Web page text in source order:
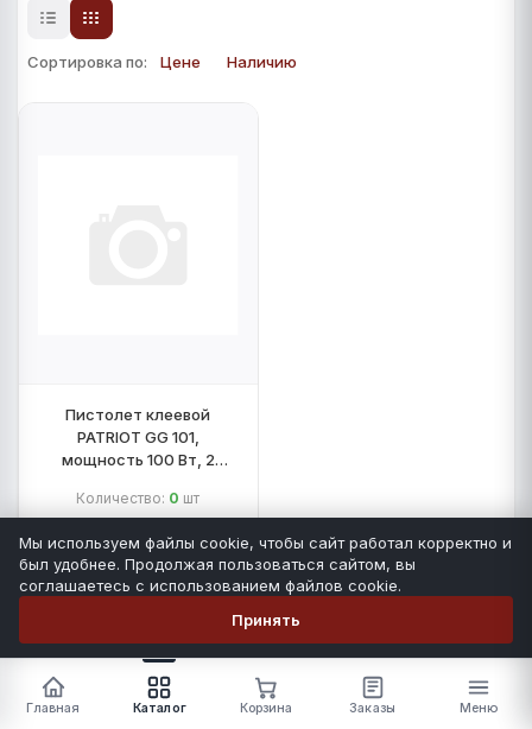
Сортировка по: Цене Наличию
Пистолет клеевой
PATRIOT GG 101,
мощность 100 Вт, 2
Количество: 0 шт
НА ЗАПОЛНЕНИЕ
- +
Число позиций0 На сумму 0 ₽
Главная Каталог Корзина Заказы Меню
Мы используем файлы cookie, чтобы сайт работал корректно и
был удобнее. Продолжая пользоваться сайтом, вы
соглашаетесь с использованием файлов cookie.
Принять